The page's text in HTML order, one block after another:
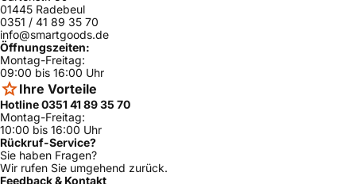
01445 Radebeul
0351 / 41 89 35 70
info@smartgoods.de
Öffnungszeiten:
Montag-Freitag:
09:00 bis 16:00 Uhr
Ihre Vorteile
Hotline 0351 41 89 35 70
Montag-Freitag:
10:00 bis 16:00 Uhr
Rückruf-Service?
Sie haben Fragen?
Wir rufen Sie umgehend zurück.
Feedback & Kontakt